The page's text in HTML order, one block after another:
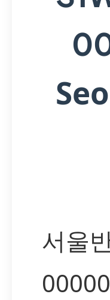
서울